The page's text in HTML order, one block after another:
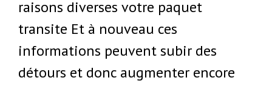
raisons diverses votre paquet
transite Et à nouveau ces
informations peuvent subir des
détours et donc augmenter encore